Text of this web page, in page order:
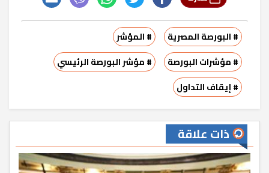
# البورصة المصرية
# المؤشر
# مؤشرات البورصة
# مؤشر البورصة الرئيسي
# إيقاف التداول
ذات علاقة